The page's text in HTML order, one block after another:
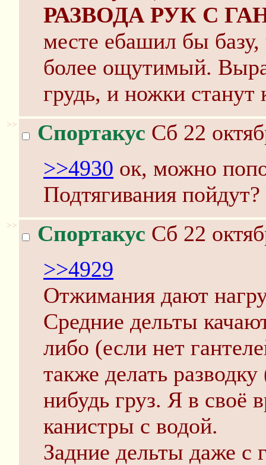
РАЗВОДА РУК С
месте ебашил бы базу,
более ощутимый.
грудь, и ножки станут
>> Спортакус Сб 22
>>4930 ок, можно
Подтягивания пойдут?
>> Спортакус Сб 22
>>4929
Отжимания дают
Средние дельты
либо (если нет
также делать
нибудь груз. Я в своё
канистры с водой.
Задние дельты даже с